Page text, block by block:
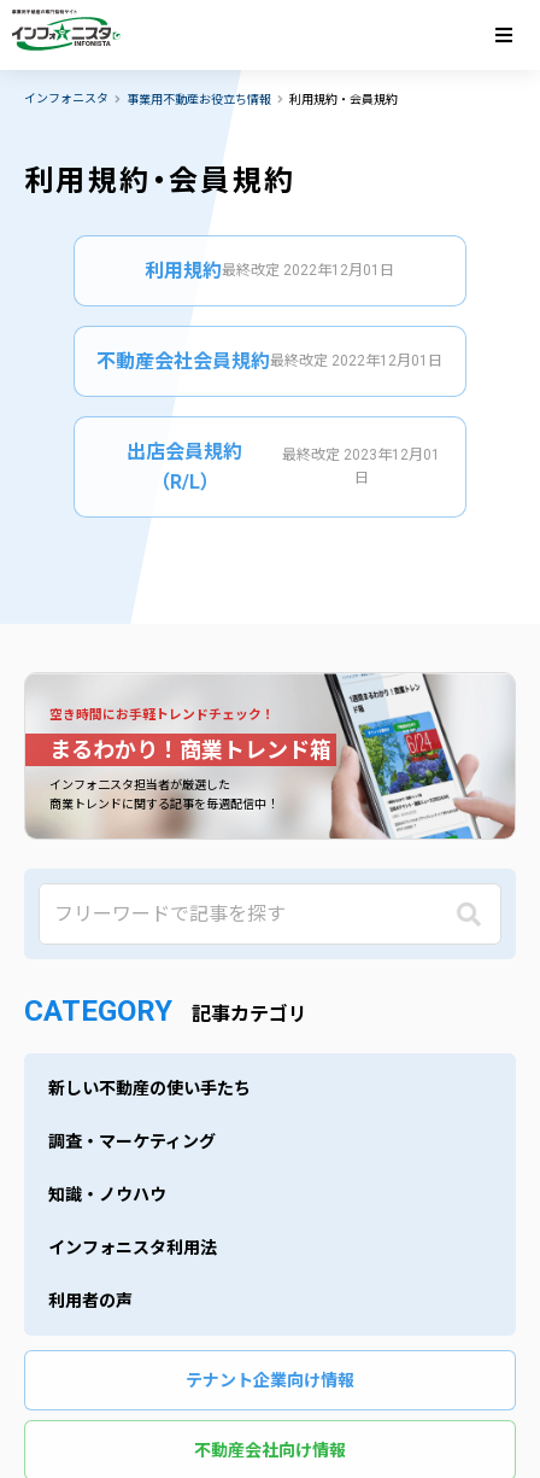
インフォニスタ 事業用不動産お役立ち情報 利用規約・会員規約
利用規約・会員規約
利用規約最終改定 2022年12月01日
不動産会社会員規約最終改定 2022年12月01日
出店会員規約
（R/L）
最終改定 2023年12月01
日
空き時間にお手軽トレンドチェック！
まるわかり！商業トレンド箱
インフォ二スタ担当者が厳選した
商業トレンドに関する記事を毎週配信中！
CATEGORY 記事カテゴリ
新しい不動産の使い手たち
調査・マーケティング
知識・ノウハウ
インフォニスタ利用法
利用者の声
テナント企業向け情報
不動産会社向け情報